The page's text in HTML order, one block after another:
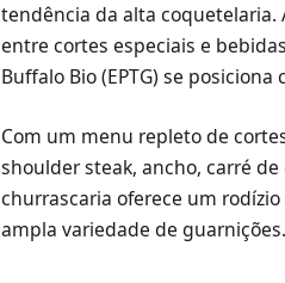
tendência da alta coquetelaria.
entre cortes especiais e
Buffalo Bio (EPTG) se
Com um menu repleto de
shoulder steak, ancho, carré
churrascaria oferece um
ampla variedade de guarnições.